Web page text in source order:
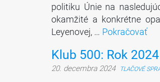
politiku Únie na
okamžité a konkrétne
Leyenovej, … Pokračovať
Klub 500: Rok
20. decembra 2024 TLAČOVÉ